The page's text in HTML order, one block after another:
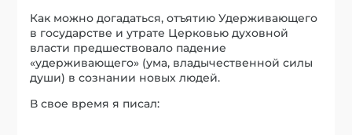
Как можно догадаться, отъятию Удерживающего
в государстве и утрате Церковью духовной
власти предшествовало падение
«удерживающего» (ума, владычественной силы
души) в сознании новых людей.
В свое время я писал: